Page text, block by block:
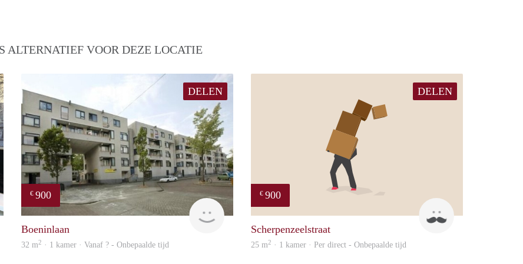
ALTERNATIEF VOOR DEZE LOCATIE
DELEN
€ 900
Boeninlaan
32 m2 · 1 kamer · Vanaf ? - Onbepaalde tijd
DELEN
€ 900
Scherpenzeelstraat
25 m2 · 1 kamer · Per direct - Onbepaalde tijd